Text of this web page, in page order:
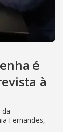
é
à
Fernandes,